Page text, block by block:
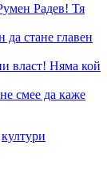
Радев! Тя
стане главен
власт! Няма кой
смее да каже
култури